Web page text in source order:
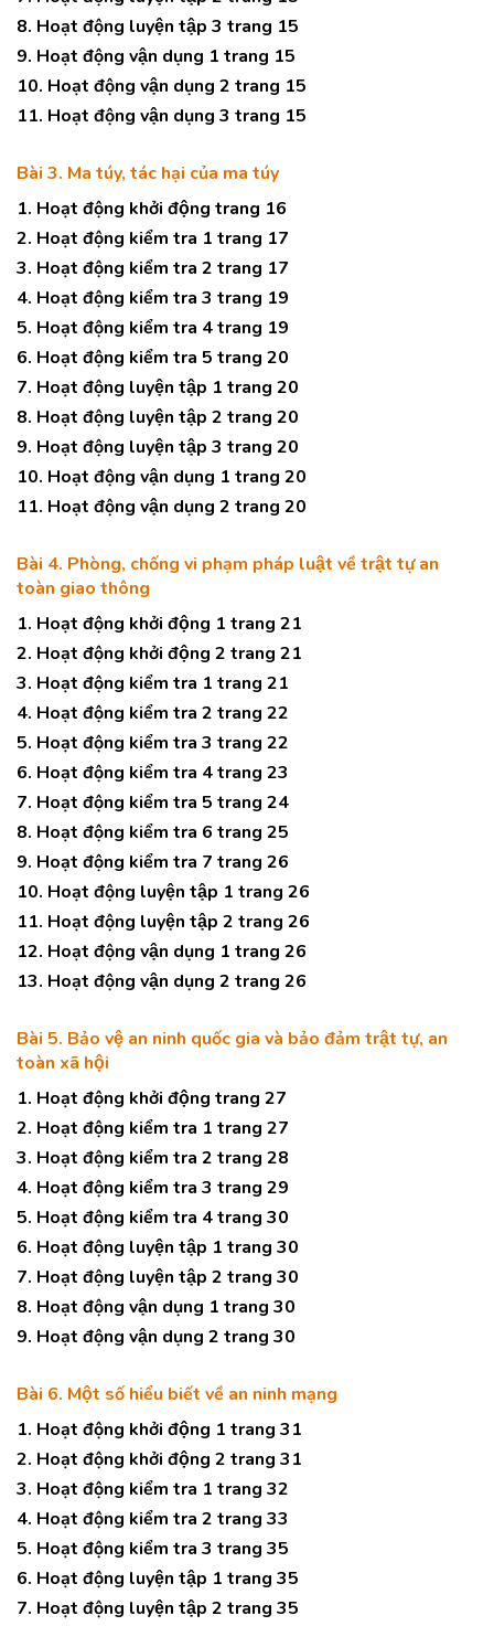
8. Hoạt động luyện tập 3 trang 15
9. Hoạt động vận dụng 1 trang 15
10. Hoạt động vận dụng 2 trang 15
11. Hoạt động vận dụng 3 trang 15
Bài 3. Ma túy, tác hại của ma túy
1. Hoạt động khởi động trang 16
2. Hoạt động kiểm tra 1 trang 17
3. Hoạt động kiểm tra 2 trang 17
4. Hoạt động kiểm tra 3 trang 19
5. Hoạt động kiểm tra 4 trang 19
6. Hoạt động kiểm tra 5 trang 20
7. Hoạt động luyện tập 1 trang 20
8. Hoạt động luyện tập 2 trang 20
9. Hoạt động luyện tập 3 trang 20
10. Hoạt động vận dụng 1 trang 20
11. Hoạt động vận dụng 2 trang 20
Bài 4. Phòng, chống vi phạm pháp luật về trật tự an
toàn giao thông
1. Hoạt động khởi động 1 trang 21
2. Hoạt động khởi động 2 trang 21
3. Hoạt động kiểm tra 1 trang 21
4. Hoạt động kiểm tra 2 trang 22
5. Hoạt động kiểm tra 3 trang 22
6. Hoạt động kiểm tra 4 trang 23
7. Hoạt động kiểm tra 5 trang 24
8. Hoạt động kiểm tra 6 trang 25
9. Hoạt động kiểm tra 7 trang 26
10. Hoạt động luyện tập 1 trang 26
11. Hoạt động luyện tập 2 trang 26
12. Hoạt động vận dụng 1 trang 26
13. Hoạt động vận dụng 2 trang 26
Bài 5. Bảo vệ an ninh quốc gia và bảo đảm trật tự, an
toàn xã hội
1. Hoạt động khởi động trang 27
2. Hoạt động kiểm tra 1 trang 27
3. Hoạt động kiểm tra 2 trang 28
4. Hoạt động kiểm tra 3 trang 29
5. Hoạt động kiểm tra 4 trang 30
6. Hoạt động luyện tập 1 trang 30
7. Hoạt động luyện tập 2 trang 30
8. Hoạt động vận dụng 1 trang 30
9. Hoạt động vận dụng 2 trang 30
Bài 6. Một số hiểu biết về an ninh mạng
1. Hoạt động khởi động 1 trang 31
2. Hoạt động khởi động 2 trang 31
3. Hoạt động kiểm tra 1 trang 32
4. Hoạt động kiểm tra 2 trang 33
5. Hoạt động kiểm tra 3 trang 35
6. Hoạt động luyện tập 1 trang 35
7. Hoạt động luyện tập 2 trang 35